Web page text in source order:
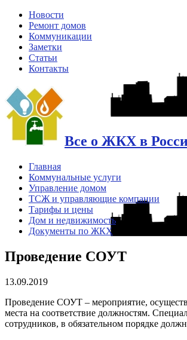
Новости
Ремонт домов
Коммуникации
Заметки
Статьи
Контакты
Все о ЖКХ в
Главная
Коммунальные услуги
Управление домом
ТСЖ и управляющие компании
Тарифы и цены
Дом и недвижимость
Документы по ЖКХ
Проведение СОУТ
13.09.2019
Проведение СОУТ – мероприятие,
места на соответствие должностям.
сотрудников, в обязательном порядке